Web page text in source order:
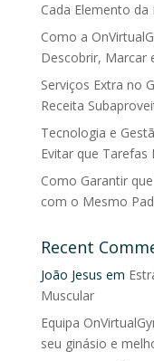
Cada Elemento da
Como a
Descobrir, Marcar
Serviços Extra no
Receita
Tecnologia e
Evitar que Tarefas
Como Garantir
com o Mesmo
Recent
João Jesus em
Muscular
Equipa
seu ginásio e